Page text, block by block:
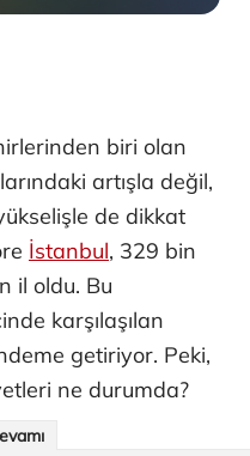
biri olan
artışla değil,
de dikkat
İstanbul, 329 bin
il oldu. Bu
karşılaşılan
getiriyor. Peki,
ne durumda?